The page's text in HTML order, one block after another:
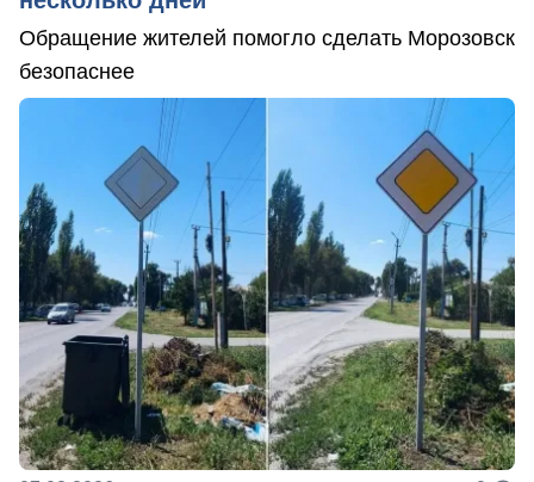
Обращение жителей помогло сделать Морозовск
безопаснее